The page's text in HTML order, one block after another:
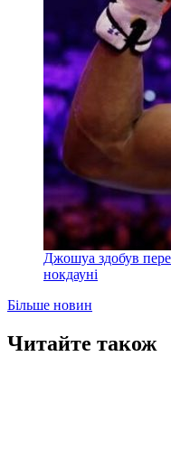
Джошуа здобув
нокдауні
Більше новин
Читайте також